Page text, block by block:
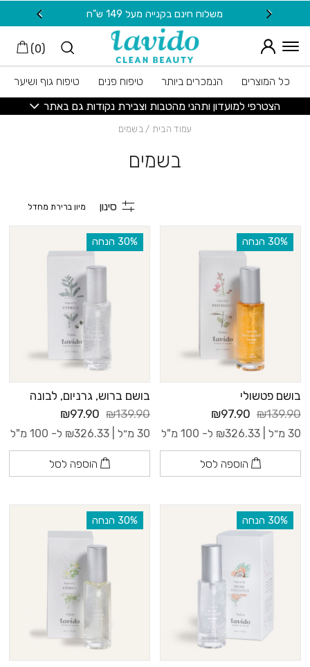
Skip to Content משלוח חינם בקנייה מעל 149 ש"ח
(
0
)
כל המוצרים הנמכרים ביותר טיפוח פנים
טיפוח גוף ושיער
הצטרפי למועדון ותהני מהטבות וצבירת נקודות גם באתר
עמוד הבית / בשמים
בשמים
סינון
‫30% הנחה
בושם פטשולי
₪139.90
₪97.90
30 מ״ל | ₪326.33 ל- 100 מ"ל
הוספה לסל
‫30% הנחה
בושם ברוש, גרניום, לבונה
₪139.90
₪97.90
30 מ״ל | ₪326.33 ל- 100 מ"ל
הוספה לסל
‫30% הנחה ‫30% הנחה
בחזרה למעלה